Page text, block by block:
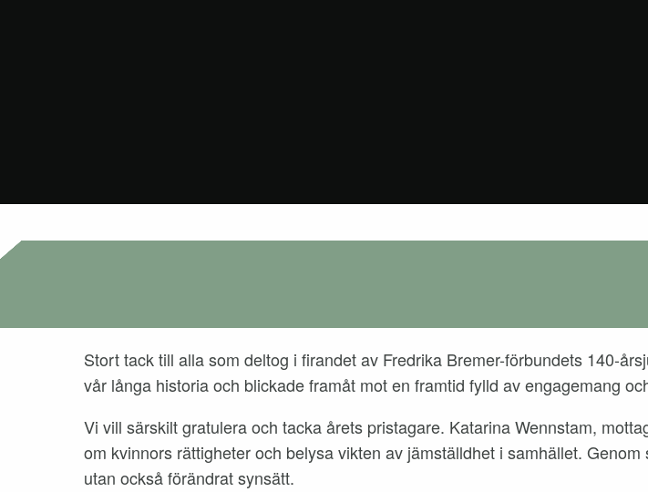
Stort tack till alla som deltog i firandet av Fredrika Bremer-förbundets 140-
vår långa historia och blickade framåt mot en framtid fylld av engagemang
Vi vill särskilt gratulera och tacka årets pristagare. Katarina Wennstam,
om kvinnors rättigheter och belysa vikten av jämställdhet i samhället.
utan också förändrat synsätt.